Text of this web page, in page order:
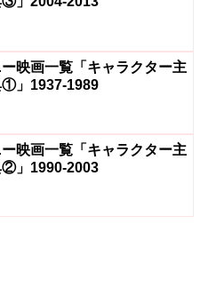
映画一覧「キャラクター主
①」1937-1989
映画一覧「キャラクター主
②」1990-2003